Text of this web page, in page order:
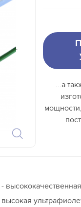
`
...а
высокая